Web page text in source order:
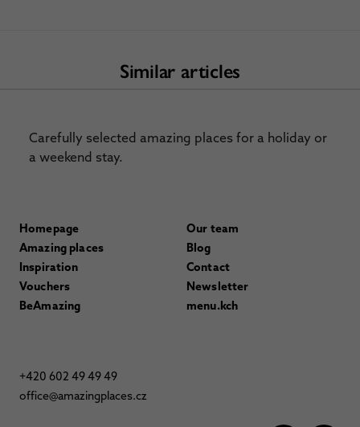
Similar articles
Carefully selected amazing places for a holiday or
a weekend stay.
Homepage
Amazing places
Inspiration
Vouchers
BeAmazing
Our team
Blog
Contact
Newsletter
menu.kch
+420 602 49 49 49
office@amazingplaces.cz